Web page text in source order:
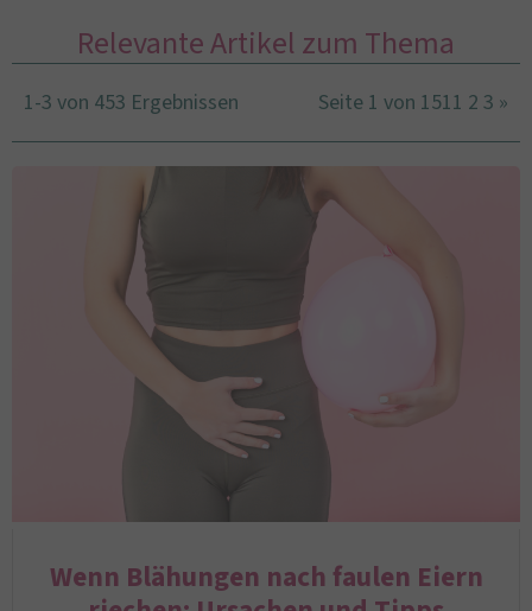
Relevante Artikel zum Thema
1-3 von 453 Ergebnissen Seite 1 von 1511 2 3 »
Wenn Blähungen nach faulen Eiern